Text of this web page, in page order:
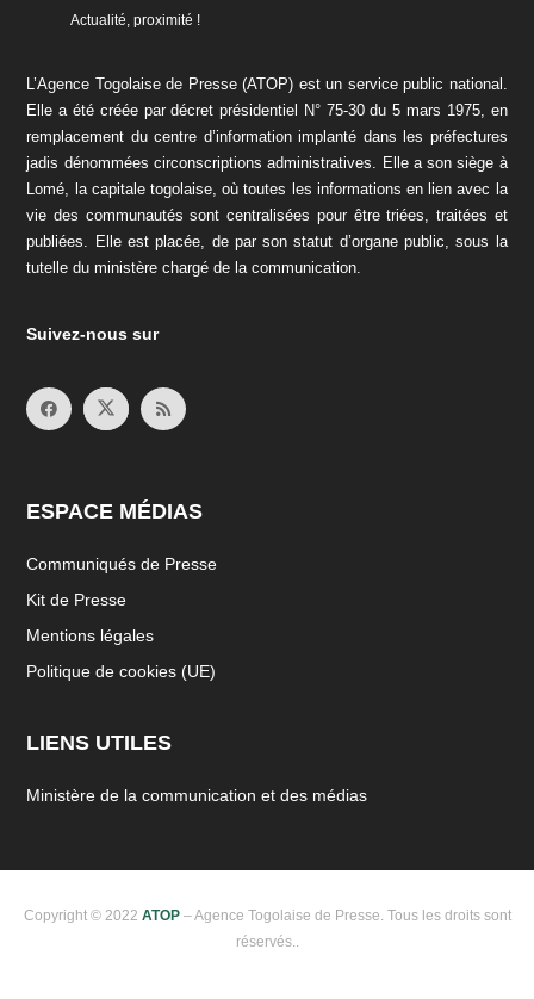
Actualité, proximité !
L’Agence Togolaise de Presse (ATOP) est un service public national.
Elle a été créée par décret présidentiel N° 75-30 du 5 mars 1975, en
remplacement du centre d’information implanté dans les préfectures
jadis dénommées circonscriptions administratives. Elle a son siège à
Lomé, la capitale togolaise, où toutes les informations en lien avec la
vie des communautés sont centralisées pour être triées, traitées et
publiées. Elle est placée, de par son statut d’organe public, sous la
tutelle du ministère chargé de la communication.
Suivez-nous sur
ESPACE MÉDIAS
Communiqués de Presse
Kit de Presse
Mentions légales
Politique de cookies (UE)
LIENS UTILES
Ministère de la communication et des médias
Copyright © 2022 ATOP– Agence Togolaise de Presse. Tous les droits sont
réservés..